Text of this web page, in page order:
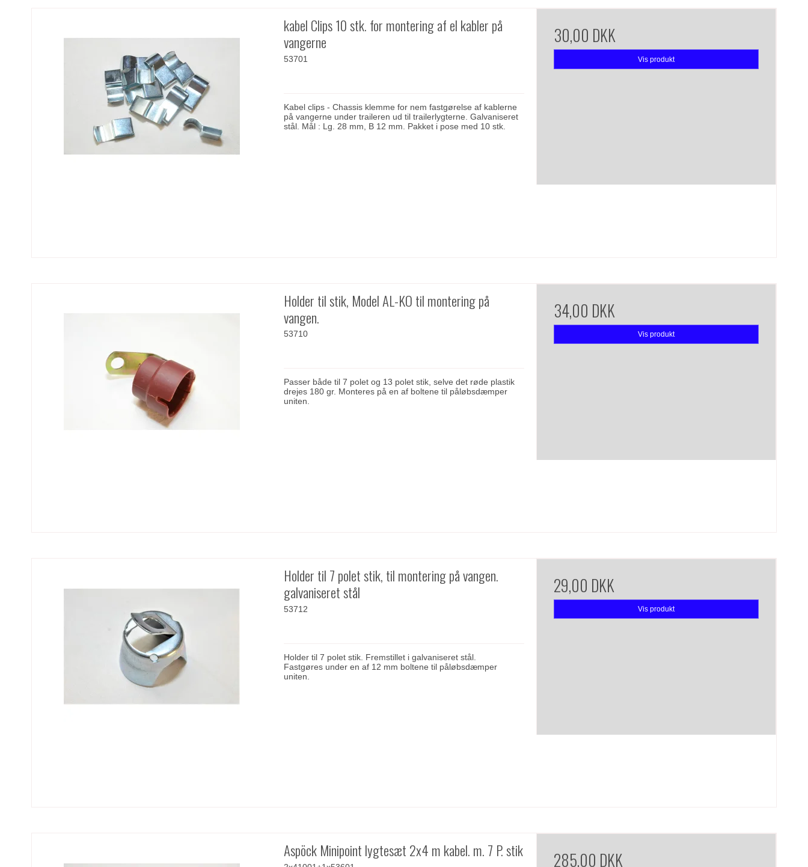
kabel Clips 10 stk. for montering af el kabler på
vangerne
53701
Kabel clips - Chassis klemme for nem fastgørelse af kablerne
på vangerne under traileren ud til trailerlygterne. Galvaniseret
stål. Mål : Lg. 28 mm, B 12 mm. Pakket i pose med 10 stk.
30,00 DKK
Vis produkt
Holder til stik, Model AL-KO til montering på
vangen.
53710
Passer både til 7 polet og 13 polet stik, selve det røde plastik
drejes 180 gr. Monteres på en af boltene til påløbsdæmper
uniten.
34,00 DKK
Vis produkt
Holder til 7 polet stik, til montering på vangen.
galvaniseret stål
53712
Holder til 7 polet stik. Fremstillet i galvaniseret stål.
Fastgøres under en af 12 mm boltene til påløbsdæmper
uniten.
29,00 DKK
Vis produkt
Aspöck Minipoint lygtesæt 2x4 m kabel. m. 7 P. stik 285,00 DKK